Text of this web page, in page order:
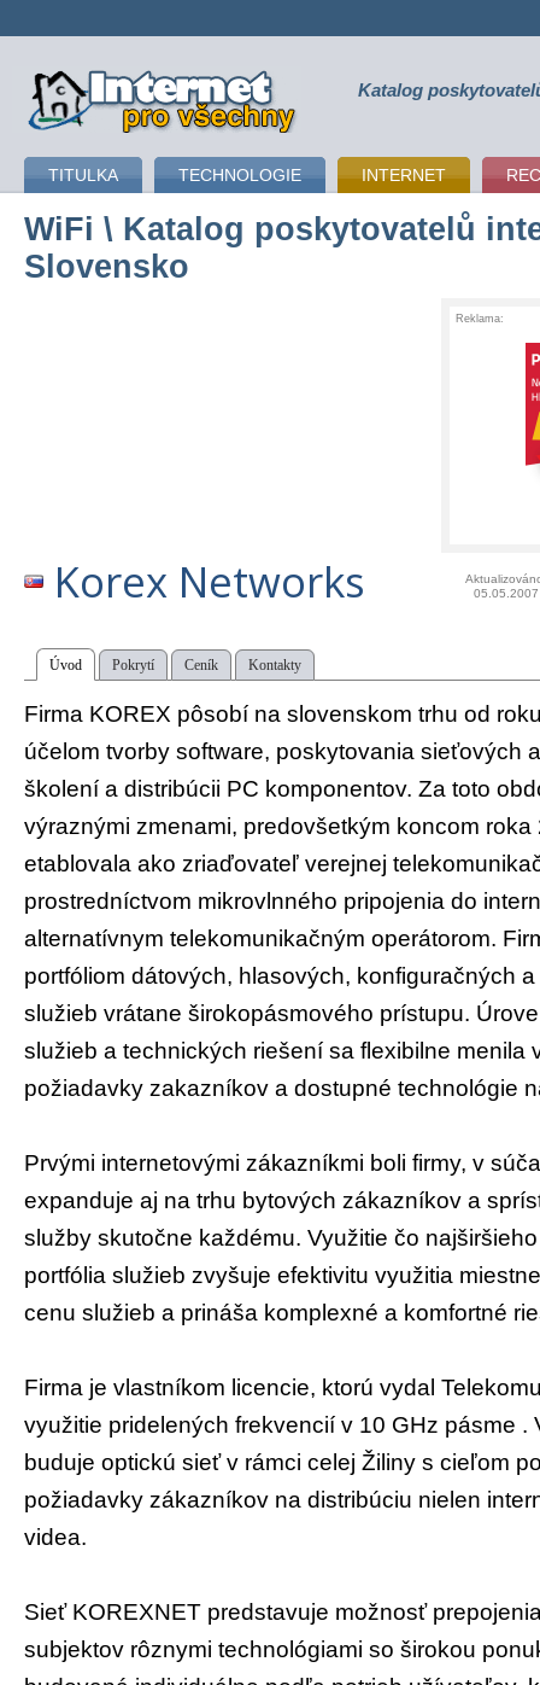
připojení k internetu Katalog
TITULKA TECHNOLOGIE INTERNET
WiFi \ Katalog poskytovatelů
Slovensko
Reklama:
Korex Networks
05.05.2007
Úvod Pokrytí Ceník Kontakty
Firma KOREX pôsobí na slovenskom trhu od
účelom tvorby software, poskytovania sieťových
školení a distribúcii PC komponentov. Za toto
výraznými zmenami, predovšetkým koncom
etablovala ako zriaďovateľ verejnej
prostredníctvom mikrovlnného pripojenia do
alternatívnym telekomunikačným operátorom.
portfóliom dátových, hlasových, konfiguračných
služieb vrátane širokopásmového prístupu.
služieb a technických riešení sa flexibilne menila
požiadavky zakazníkov a dostupné technológie
Prvými internetovými zákazníkmi boli firmy, v
expanduje aj na trhu bytových zákazníkov a
služby skutočne každému. Využitie čo
portfólia služieb zvyšuje efektivitu využitia
cenu služieb a prináša komplexné a komfortné
Firma je vlastníkom licencie, ktorú vydal
využitie pridelených frekvencií v 10 GHz pásme .
buduje optickú sieť v rámci celej Žiliny s cieľom
požiadavky zákazníkov na distribúciu nielen
videa.
Sieť KOREXNET predstavuje možnosť
subjektov rôznymi technológiami so širokou